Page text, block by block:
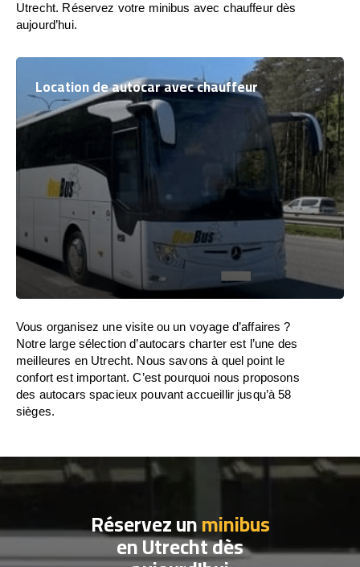
Utrecht. Réservez votre minibus avec chauffeur dès
aujourd’hui.
Location de autocar avec chauffeur
Vous organisez une visite ou un voyage d’affaires ?
Notre large sélection d’autocars charter est l’une des
meilleures en Utrecht. Nous savons à quel point le
confort est important. C’est pourquoi nous proposons
des autocars spacieux pouvant accueillir jusqu’à 58
sièges.
Réservez unminibus
en Utrecht dès